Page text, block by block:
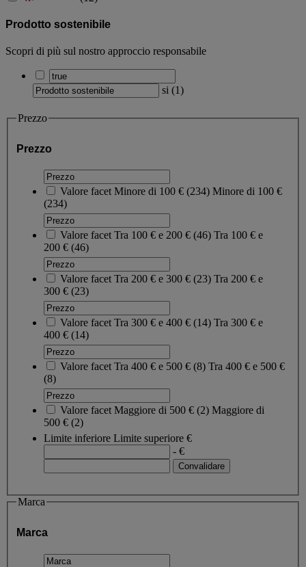
Prodotto sostenibile
Scopri di più sul nostro approccio responsabile
si (1)
Prezzo
Prezzo
Valore facet Minore di 100 € (234) Minore di 100 €
(234)
Valore facet Tra 100 € e 200 € (46) Tra 100 € e
200 € (46)
Valore facet Tra 200 € e 300 € (23) Tra 200 € e
300 € (23)
Valore facet Tra 300 € e 400 € (14) Tra 300 € e
400 € (14)
Valore facet Tra 400 € e 500 € (8) Tra 400 € e 500 €
(8)
Valore facet Maggiore di 500 € (2) Maggiore di
500 € (2)
Limite inferiore Limite superiore €
- €
Marca
Marca